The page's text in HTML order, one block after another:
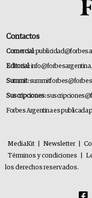
Contactos
Comercial:
Editorial:
Summit:
Suscripciones:
Forbes Argentina es publicada
MediaKit Newsletter
Términos y condiciones
los derechos reservados.